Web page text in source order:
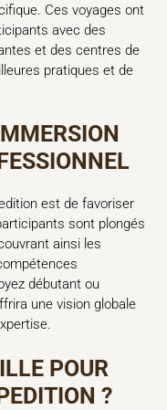
Ces voyages ont
avec des
et des centres de
pratiques et de
est de favoriser
sont plongés
ainsi les
débutant ou
une vision globale
POUR
?